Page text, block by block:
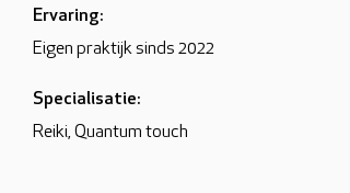
Ervaring:
Eigen praktijk sinds 2022
Specialisatie:
Reiki, Quantum touch